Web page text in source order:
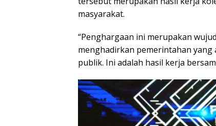
tersebut merupakan hasil kerja
masyarakat.
“Penghargaan ini merupakan
menghadirkan pemerintahan
publik. Ini adalah hasil kerja